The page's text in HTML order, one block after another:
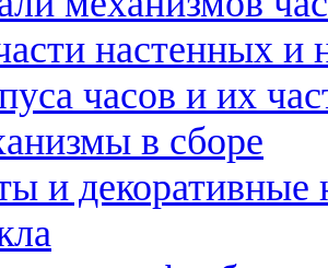
настенных и
часов и их
в сборе
и декоративные